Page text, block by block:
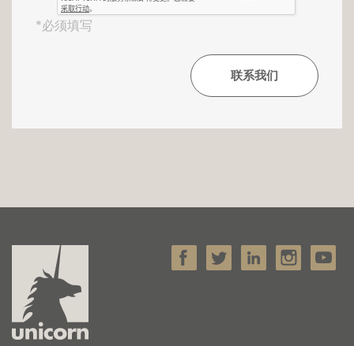
*必须填写